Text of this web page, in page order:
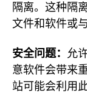
隔离。这种隔
文件和软件或
安全问题： 允
意软件会带来
站可能会利用